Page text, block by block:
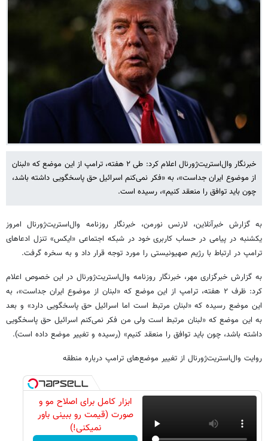
خبرنگار وال‌استریت‌ژورنال اعلام کرد: طی ۲ هفته، ترامپ از این موضع که «لبنان
از موضوع ایران جداست»، به «فکر نمی‌کنم اسرائیل حق پاسخگویی داشته باشد،
چون باید توافق را منعقد کنیم»، رسیده است.
به گزارش خبرآنلاین، لارنس نورمن، خبرنگار روزنامه وال‌استریت‌ژورنال امروز
یکشنبه در پیامی در حساب کاربری خود در شبکه اجتماعی «ایکس» تنزل ادعاهای
ترامپ در ارتباط با رژیم صهیونیستی را مورد توجه قرار داد و به سخره گرفت.
به گزارش خبرگزاری مهر، خبرنگار روزنامه وال‌استریت‌ژورنال در این خصوص اعلام
کرد: ظرف ۲ هفته، ترامپ از این موضع که «لبنان از موضوع ایران جداست»، به
این موضع رسیده که «لبنان مرتبط است اما اسرائیل حق پاسخگویی دارد» و بعد
به این موضع که «لبنان مرتبط است ولی من فکر نمی‌کنم اسرائیل حق پاسخگویی
داشته باشد، چون باید توافق را منعقد کنیم» (رسیده و تغییر موضع داده است).
روایت وال‌استریت‌ژورنال از تغییر موضع‌های ترامپ درباره منطقه
ابزار کامل برای اصلاح مو و
صورت (قیمت رو ببینی باور
نمیکنی!)